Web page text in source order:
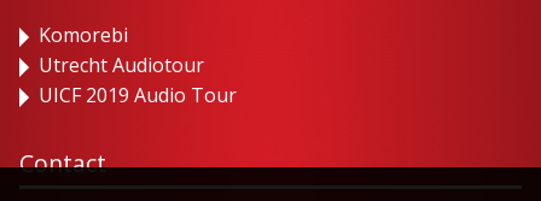
Komorebi
Utrecht Audiotour
UICF 2019 Audio Tour
Contact